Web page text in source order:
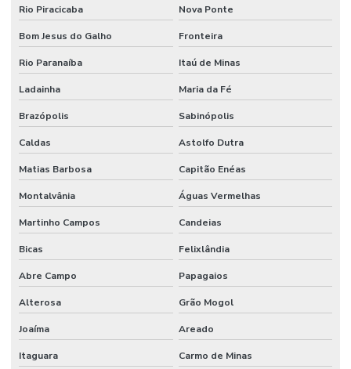
Rio Piracicaba Nova Ponte
Bom Jesus do Galho Fronteira
Rio Paranaíba Itaú de Minas
Ladainha Maria da Fé
Brazópolis Sabinópolis
Caldas Astolfo Dutra
Matias Barbosa Capitão Enéas
Montalvânia Águas Vermelhas
Martinho Campos Candeias
Bicas Felixlândia
Abre Campo Papagaios
Alterosa Grão Mogol
Joaíma Areado
Itaguara Carmo de Minas